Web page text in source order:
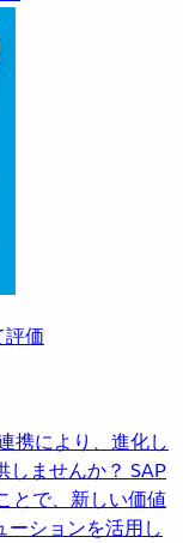
価
携により、進化し
しませんか？ SAP
とで、新しい価値
ーションを活用し